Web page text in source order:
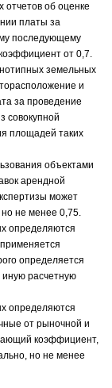
отчетов об оценке
платы за
последующему
от 0,7.
земельных
и
за проведение
совокупной
площадей таких
объектами
арендной
может
не менее 0,75.
определяются
определяется
расчетную
определяются
от рыночной и
коэффициент,
но не менее